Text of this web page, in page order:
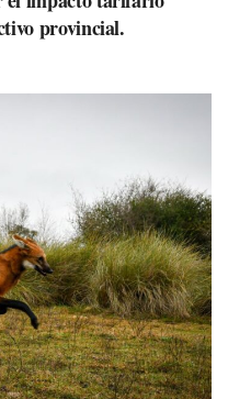
provincial.